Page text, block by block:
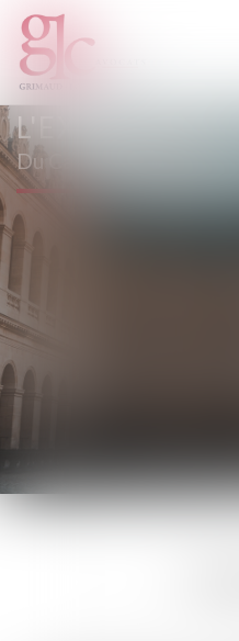
L'EXPERTISE
Du Cabinet